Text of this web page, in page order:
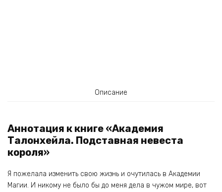
Описание
Аннотация к книге «Академия
Талонхейла. Подставная невеста
короля»
Я пожелала изменить свою жизнь и очутилась в Академии
Магии. И никому не было бы до меня дела в чужом мире, вот